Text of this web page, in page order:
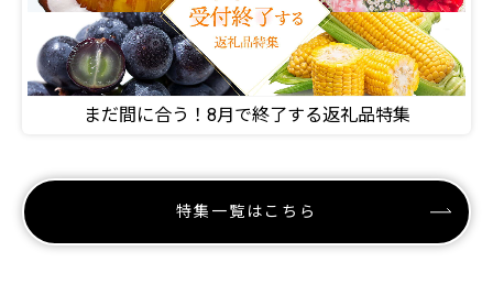
まだ間に合う！8月で終了する返礼品特集
特集一覧はこちら